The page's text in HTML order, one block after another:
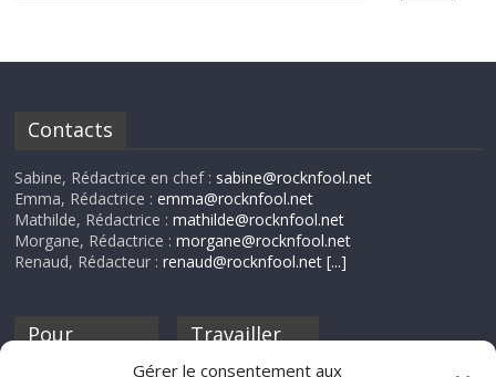
Gérer le consentement aux
Contacts
Sabine, Rédactrice en chef : sabine@rocknfool.net
Emma, Rédactrice :emma@rocknfool.net
Mathilde, Rédactrice :mathilde@rocknfool.net
Morgane, Rédactrice :morgane@rocknfool.net
Renaud, Rédacteur :renaud@rocknfool.net [...]
Pour
Travailler